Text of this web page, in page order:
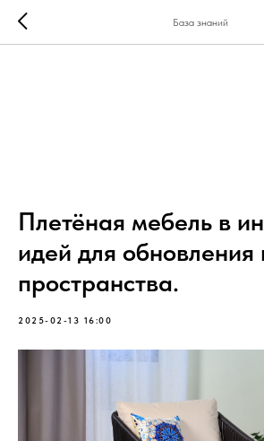
База знаний
Плетёная мебель в
идей для обновления
пространства.
2025-02-13 16:00